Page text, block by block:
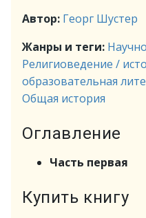
Автор: Георг Шустер
Жанры и теги:
Религиоведение /
образовательная
Общая история
Оглавление
Часть первая
Купить книгу